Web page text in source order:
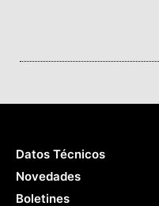
Datos Técnicos
Novedades
Boletines